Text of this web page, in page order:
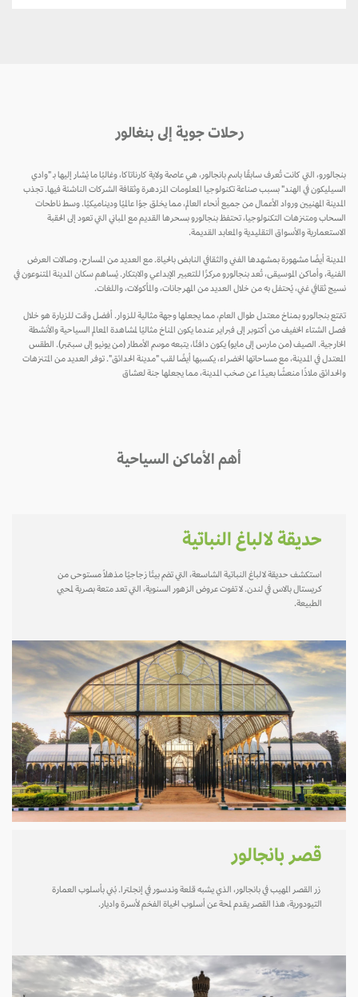
رحلات جوية إلى بنغالور
بنجالورو، التي كانت تُعرف سابقًا باسم بانجالور، هي عاصمة ولاية كارناتاكا، وغالبًا ما يُشار إليها بـ "وادي
السيليكون في الهند" بسبب صناعة تكنولوجيا المعلومات المزدهرة وثقافة الشركات الناشئة فيها. تجذب
المدينة المهنيين ورواد الأعمال من جميع أنحاء العالم، مما يخلق جوًا عالميًا وديناميكيًا. وسط ناطحات
السحاب ومتنزهات التكنولوجيا، تحتفظ بنجالورو بسحرها القديم مع المباني التي تعود إلى الحقبة
الاستعمارية والأسواق التقليدية والمعابد القديمة.
المدينة أيضًا مشهورة بمشهدها الفني والثقافي النابض بالحياة. مع العديد من المسارح، وصالات العرض
الفنية، وأماكن الموسيقى، تُعد بنجالورو مركزًا للتعبير الإبداعي والابتكار. يُساهم سكان المدينة المتنوعون في
نسيج ثقافي غني، يُحتفل به من خلال العديد من المهرجانات، والمأكولات، واللغات.
تتمتع بنجالورو بمناخ معتدل طوال العام، مما يجعلها وجهة مثالية للزوار. أفضل وقت للزيارة هو خلال
فصل الشتاء الخفيف من أكتوبر إلى فبراير عندما يكون المناخ مثاليًا لمشاهدة المعالم السياحية والأنشطة
الخارجية. الصيف (من مارس إلى مايو) يكون دافئًا، يتبعه موسم الأمطار (من يونيو إلى سبتمبر). الطقس
المعتدل في المدينة، مع مساحاتها الخضراء، يكسبها أيضًا لقب "مدينة الحدائق". توفر العديد من المتنزهات
والحدائق ملاذًا منعشًا بعيدًا عن صخب المدينة، مما يجعلها جنة لعشاق
أهم الأماكن السياحية
حديقة لالباغ النباتية
استكشف حديقة لالباغ النباتية الشاسعة، التي تضم بيتًا زجاجيًا مذهلاً مستوحى من
كريستال بالاس في لندن. لا تفوت عروض الزهور السنوية، التي تعد متعة بصرية لمحبي
الطبيعة.
قصر بانجالور
زر القصر المهيب في بانجالور، الذي يشبه قلعة وندسور في إنجلترا. بُني بأسلوب العمارة
التيودورية، هذا القصر يقدم لمحة عن أسلوب الحياة الفخم لأسرة واديار.